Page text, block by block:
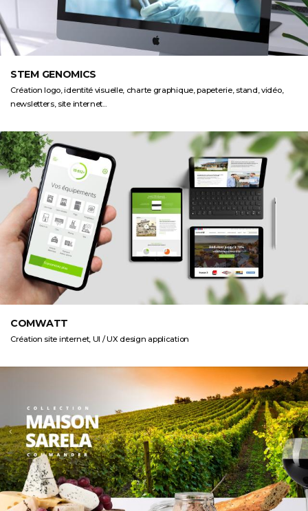
STEM GENOMICS
Création logo, identité visuelle, charte graphique, papeterie, stand, vidéo,
newsletters, site internet...
COMWATT
Création site internet, UI / UX design application